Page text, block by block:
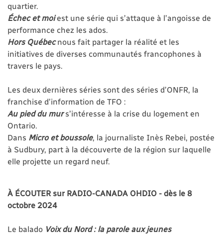
quartier.
Échec et moiest une série qui s’attaque à l’angoisse de
performance chez les ados.
Hors Québecnous fait partager la réalité et les
initiatives de diverses communautés francophones à
travers le pays.
Les deux dernières séries sont des séries d’ONFR, la
franchise d’information de TFO :
Au pied du murs’intéresse à la crise du logement en
Ontario.
Dans Micro et boussole, la journaliste Inès Rebei, postée
à Sudbury, part à la découverte de la région sur laquelle
elle projette un regard neuf.
À ÉCOUTER sur RADIO-CANADA OHDIO - dès le 8
octobre 2024
Le balado Voix du Nord : la parole aux jeunes